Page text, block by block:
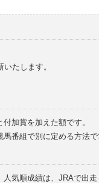
たします。
加賞を加えた額です。
番組で別に定める方法で
気順成績は、JRAで出走